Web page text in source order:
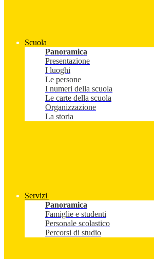
Scuola
Panoramica
Presentazione
I luoghi
Le persone
I numeri della scuola
Le carte della scuola
Organizzazione
La storia
Servizi
Panoramica
Famiglie e studenti
Personale scolastico
Percorsi di studio